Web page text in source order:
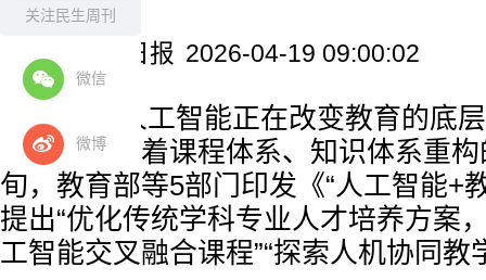
关注民生周刊
微信
微博
来源：人民日报 2026-04-19 09:00:02
当前，人工智能正在改变教育的底
等教育面临着课程体系、知识体系重
旬，教育部等5部门印发《“人工智能+
提出“优化传统学科专业人才培养方案
工智能交叉融合课程”“探索人机协同教